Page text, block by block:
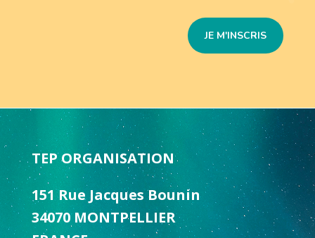
JE M'INSCRIS
TEP ORGANISATION
151 Rue Jacques Bounin
34070 MONTPELLIER